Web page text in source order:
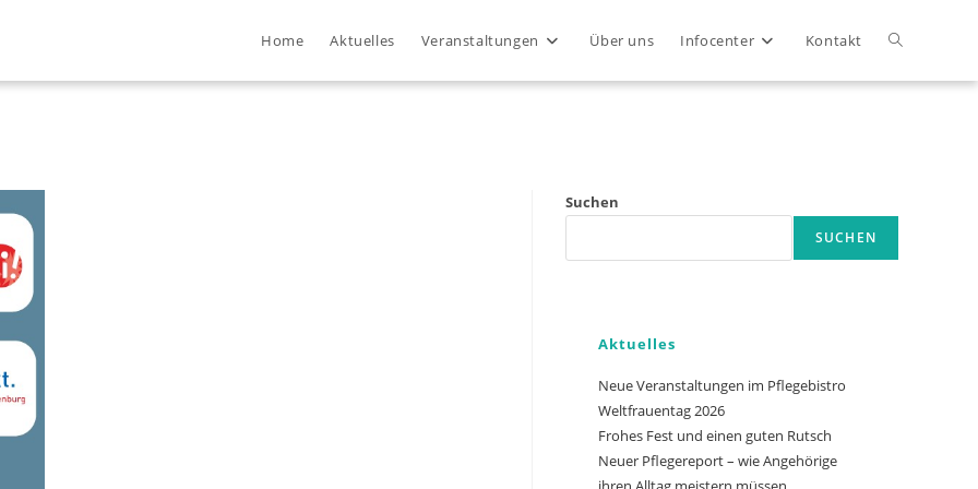
Home Aktuelles Veranstaltungen Über uns Infocenter Kontakt Website-
Suchen
SUCHEN
Aktuelles
Neue Veranstaltungen im Pflegebistro
Weltfrauentag 2026
Frohes Fest und einen guten Rutsch
Neuer Pflegereport – wie Angehörige
Close